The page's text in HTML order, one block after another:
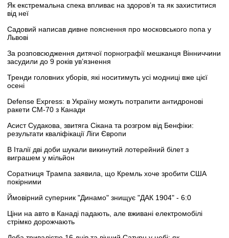
Як екстремальна спека впливає на здоров’я та як захиститися
від неї
Садовий написав дивне пояснення про московського попа у
Львові
За розповсюдження дитячої порнографії мешканця Вінниччини
засудили до 9 років ув’язнення
Тренди головних уборів, які носитимуть усі модниці вже цієї
осені
Defense Express: в Україну можуть потрапити антидронові
ракети CM-70 з Канади
Асист Судакова, звитяга Сікана та розгром від Бенфіки:
результати кваліфікації Ліги Європи
В Італії дві доби шукали викинутий лотерейний білет з
виграшем у мільйон
Соратниця Трампа заявила, що Кремль хоче зробити США
покірними
Ймовірний суперник "Динамо" знищує "ДАК 1904" - 6:0
Ціни на авто в Канаді падають, але вживані електромобілі
стрімко дорожчають